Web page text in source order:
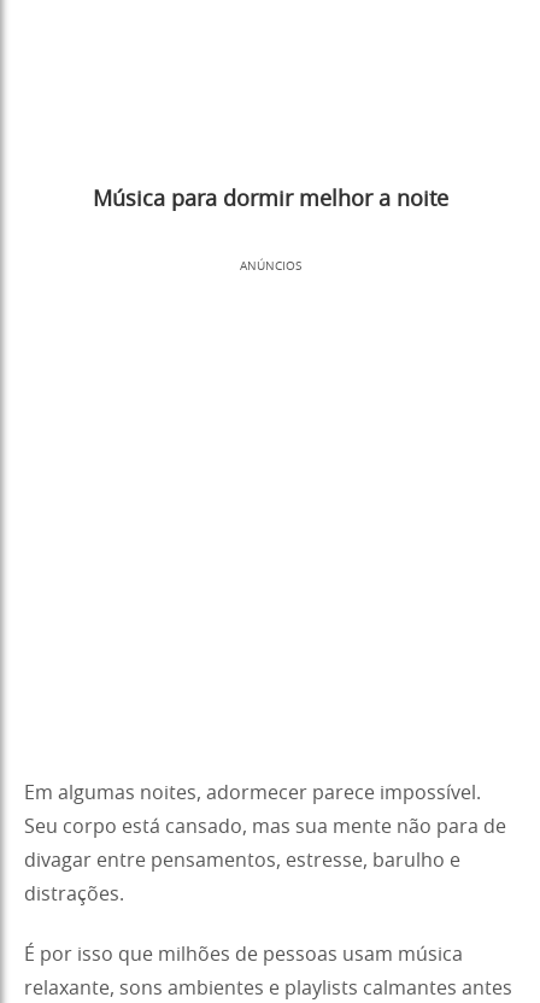
Música para dormir melhor a noite
ANÚNCIOS
Em algumas noites, adormecer parece impossível.
Seu corpo está cansado, mas sua mente não para de
divagar entre pensamentos, estresse, barulho e
distrações.
É por isso que milhões de pessoas usam música
relaxante, sons ambientes e playlists calmantes antes